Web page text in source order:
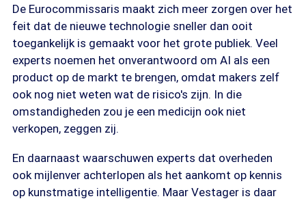
De Eurocommissaris maakt zich meer zorgen over het
feit dat de nieuwe technologie sneller dan ooit
toegankelijk is gemaakt voor het grote publiek. Veel
experts noemen het onverantwoord om AI als een
product op de markt te brengen, omdat makers zelf
ook nog niet weten wat de risico's zijn. In die
omstandigheden zou je een medicijn ook niet
verkopen, zeggen zij.
En daarnaast waarschuwen experts dat overheden
ook mijlenver achterlopen als het aankomt op kennis
op kunstmatige intelligentie. Maar Vestager is daar